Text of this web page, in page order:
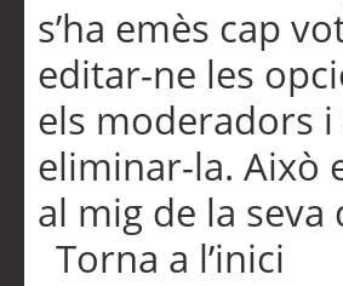
s’ha emès cap
editar-ne les
els moderadors
eliminar-la. Això
al mig de la seva
Torna a l’inici